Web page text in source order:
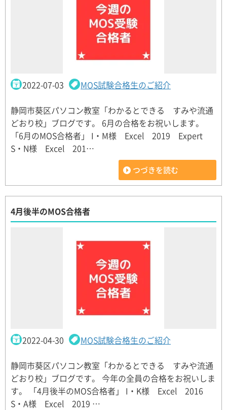
2022-07-03 MOS試験合格生のご紹介
静岡市葵区パソコン教室「わかるとできる すみや流通
どおり校」ブログです。 6月の合格をお祝いします。
「6月のMOS合格者」 I・M様 Excel 2019 Expert
S・N様 Excel 201…
つづきを読む
4月後半のMOS合格者
2022-04-30 MOS試験合格生のご紹介
静岡市葵区パソコン教室「わかるとできる すみや流通
どおり校」ブログです。 今年の全員の合格をお祝いしま
す。 「4月後半のMOS合格者」 I・K様 Excel 2016
S・A様 Excel 2019 …